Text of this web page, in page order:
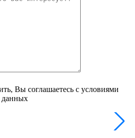
Вы соглашаетесь с условиями
данных